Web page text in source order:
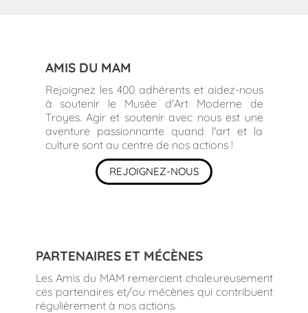
AMIS DU MAM
Rejoignez les 400 adhérents et aidez-nous
à soutenir le Musée d'Art Moderne de
Troyes. Agir et soutenir avec nous est une
aventure passionnante quand l'art et la
culture sont au centre de nos actions !
REJOIGNEZ-NOUS
PARTENAIRES ET MÉCÈNES
Les Amis du MAM remercient chaleureusement
ces partenaires et/ou mécènes qui contribuent
régulièrement à nos actions.